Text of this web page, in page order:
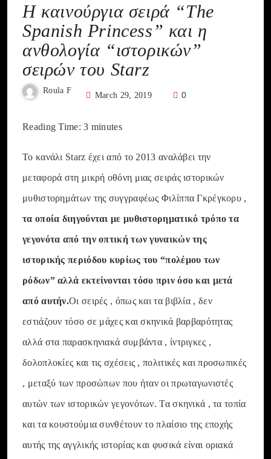
Η καινούργια σειρά “The
Spanish Princess” και η
ανθολογία “ιστορικών”
σειρών του Starz
Roula F
March 29, 2019 0
Reading Time:3 minutes
Το κανάλι Starz έχει από το 2013 αναλάβει την
μεταφορά στη μικρή οθόνη μιας σειράς ιστορικών
μυθιστορημάτων της συγγραφέως Φιλίππα Γκρέγκορυ ,
τα οποία διηγούνται με μυθιστορηματικό τρόπο τα
γεγονότα από την οπτική των γυναικών της
ιστορικής περιόδου κυρίως του “πολέμου των
ρόδων” αλλά εκτείνονται τόσο πριν όσο και μετά
από αυτήν.Οι σειρές , όπως και τα βιβλία , δεν
εστιάζουν τόσο σε μάχες και σκηνικά βαρβαρότητας
αλλά στα παρασκηνιακά συμβάντα , ίντριγκες ,
δολοπλοκίες και τις σχέσεις , πολιτικές και προσωπικές
, μεταξύ των προσώπων που ήταν οι πρωταγωνιστές
αυτών των ιστορικών γεγονότων. Τα σκηνικά , τα τοπία
και τα κουστούμια συνθέτουν το πλαίσιο της εποχής
αυτής της αγγλικής ιστορίας και φυσικά είναι οριακά